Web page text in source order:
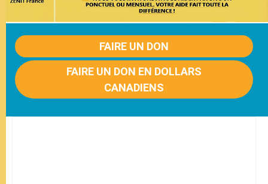
FAIRE UN DON
FAIRE UN DON EN DOLLARS
CANADIENS